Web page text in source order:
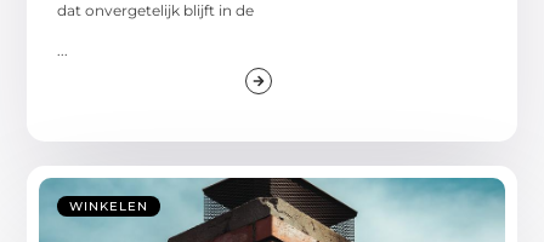
dat onvergetelijk blijft in de
WINKELEN